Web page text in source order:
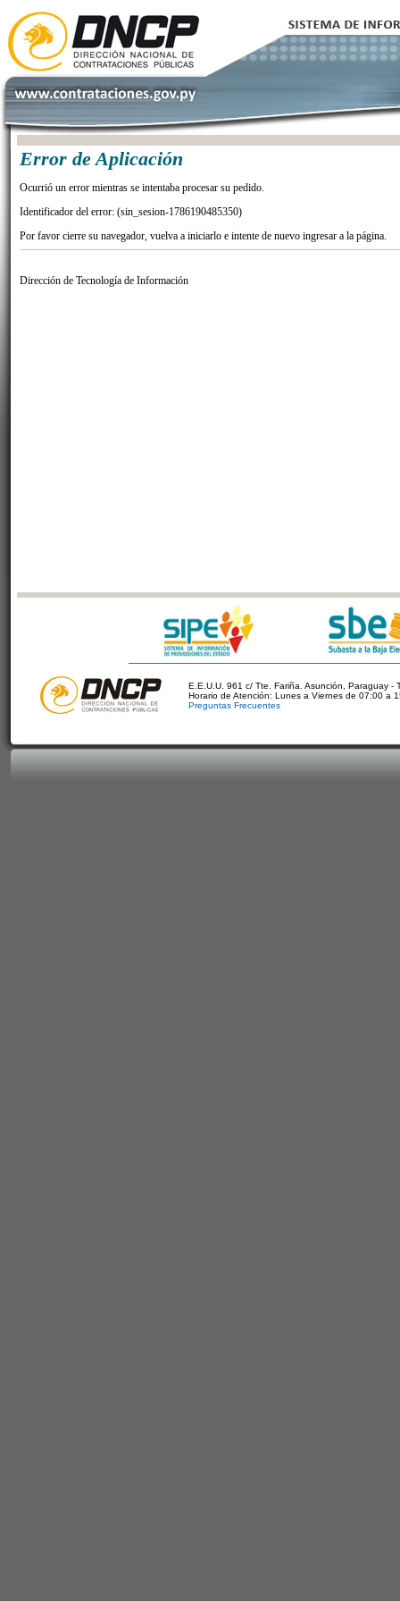
Error de Aplicación
Ocurrió un error mientras se intentaba procesar su pedido.
Identificador del error: (sin_sesion-1786190485350)
Por favor cierre su navegador, vuelva a iniciarlo e intente de nuevo ingresar a la página.
Dirección de Tecnología de Información
E.E.U.U. 961 c/ Tte. Fariña. Asunción, Paraguay -
Horario de Atención: Lunes a Viernes de 07:00 a
Preguntas Frecuentes